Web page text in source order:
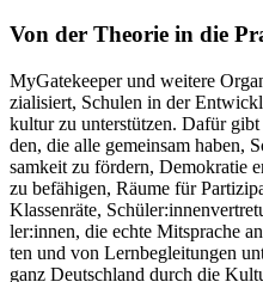
Von der Theo­rie in die
My­Ga­te­kee­per und wei­te­re
zia­li­siert, Schu­len in der
kul­tur zu un­ter­stüt­zen. Da­für
den, die alle ge­mein­sam ha­ben,
sam­keit zu för­dern, De­mo­kra­tie
zu be­fä­hi­gen, Räu­me für
Klas­sen­rä­te,
ler:in­nen, die ech­te Mit­spra­che
ten und von Lern­be­glei­tun­gen
ganz Deutsch­land durch die